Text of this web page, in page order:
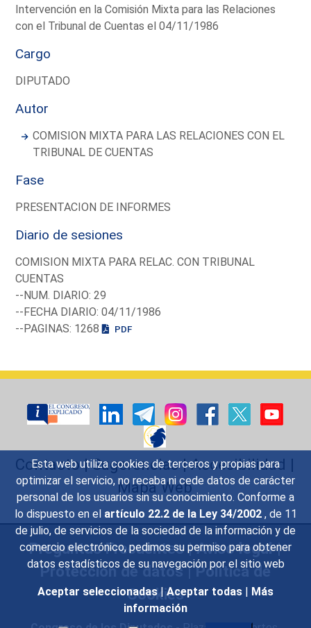
Esta web utiliza cookies de terceros y propias para
optimizar el servicio, no recaba ni cede datos de carácter
personal de los usuarios sin su conocimiento. Conforme a
lo dispuesto en el artículo 22.2 de la Ley 34/2002 , de 11
de julio, de servicios de la sociedad de la información y de
comercio electrónico, pedimos su permiso para obtener
datos estadísticos de su navegación por el sitio web
Aceptar seleccionadas | Aceptar todas | Más
información
Intervención en la Comisión Mixta para las Relaciones
con el Tribunal de Cuentas el 04/11/1986
Cargo
DIPUTADO
Autor
COMISION MIXTA PARA LAS RELACIONES CON EL
TRIBUNAL DE CUENTAS
Fase
PRESENTACION DE INFORMES
Diario de sesiones
COMISION MIXTA PARA RELAC. CON TRIBUNAL
CUENTAS
--NUM. DIARIO: 29
--FECHA DIARIO: 04/11/1986
--PAGINAS: 1268
PDF
Contacto|Sugerencias|Accesibilidad |
Mapa Web
Preguntas Frecuentes|Aviso legal|
Protección de datos|Política de
Cookies